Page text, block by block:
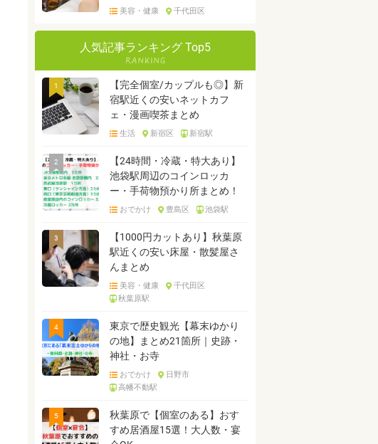
美容・健康 千代田区
人気記事ランキング Top5
1
【完全個室/カップルも◎】新
宿駅近くの安いネットカフ
ェ・漫画喫茶まとめ
生活 新宿区 新宿駅
2
【24時間・冷蔵・特大あり】
池袋駅周辺のコインロッカ
ー・手荷物預かり所まとめ！
おでかけ 豊島区 池袋駅
3
【1000円カットあり】秋葉原
駅近くの安い床屋・散髪屋さ
んまとめ
美容・健康
千代田区
秋葉原駅
4
東京で歴史観光【幕末ゆかり
の地】まとめ21箇所｜史跡・
神社・お寺
おでかけ
日野市
高幡不動駅
5
秋葉原で【個室のある】おす
すめ居酒屋15選！大人数・宴